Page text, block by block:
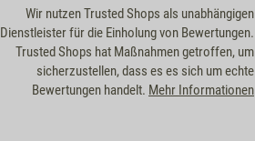
Wir nutzen Trusted Shops als unabhängigen
Dienstleister für die Einholung von Bewertungen.
Trusted Shops hat Maßnahmen getroffen, um
sicherzustellen, dass es es sich um echte
Bewertungen handelt. Mehr Informationen